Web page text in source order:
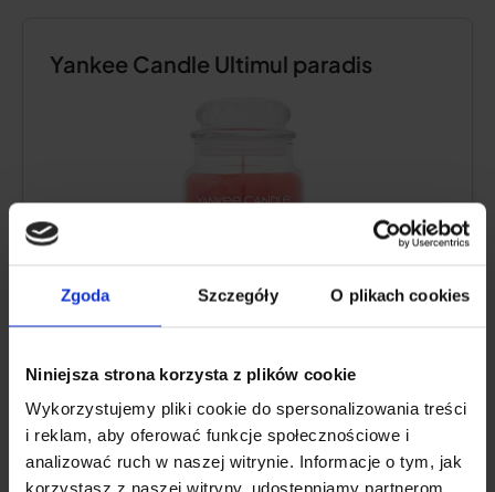
Zgoda Szczegóły O plikach cookies
Niniejsza strona korzysta z plików cookie
Wykorzystujemy pliki cookie do spersonalizowania treści
i reklam, aby oferować funkcje społecznościowe i
analizować ruch w naszej witrynie. Informacje o tym, jak
korzystasz z naszej witryny, udostępniamy partnerom
Yankee Candle Ultimul paradis
fructat, tropical
Fitil:
Număr de fitiluri:1.
Ambalaj:sticlă.
Timp de ardere: 120 de ore:120-150 ore